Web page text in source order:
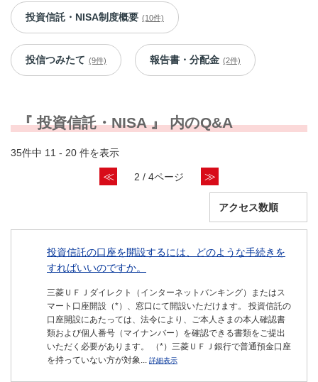
投資信託・NISA制度概要 (10件)
投信つみたて (9件) 報告書・分配金 (2件)
『 投資信託・NISA 』 内のQ&A
35件中 11 - 20 件を表示
≪ 2 / 4ページ ≫
投資信託の口座を開設するには、どのような手続きを
すればいいのですか。
三菱ＵＦＪダイレクト（インターネットバンキング）またはス
マート口座開設（*）、窓口にて開設いただけます。 投資信託の
口座開設にあたっては、法令により、ご本人さまの本人確認書
類および個人番号（マイナンバー）を確認できる書類をご提出
いただく必要があります。 （*）三菱ＵＦＪ銀行で普通預金口座
を持っていない方が対象... 詳細表示